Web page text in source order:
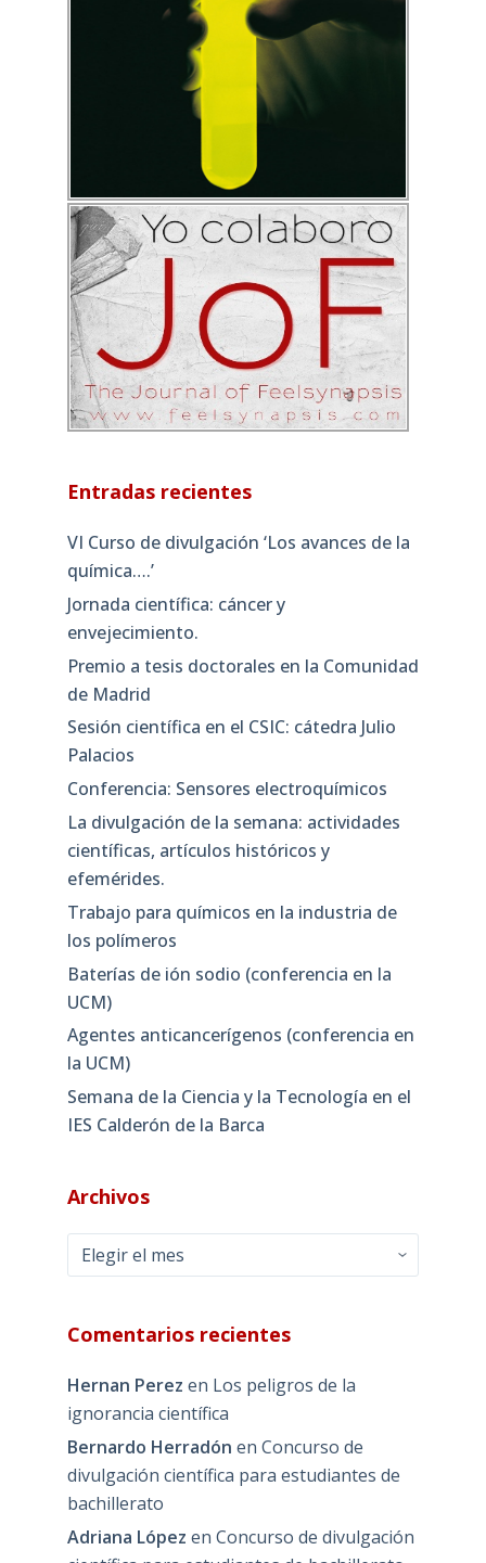
Entradas recientes
VI Curso de divulgación ‘Los avances de la
química….’
Jornada científica: cáncer y
envejecimiento.
Premio a tesis doctorales en la Comunidad
de Madrid
Sesión científica en el CSIC: cátedra Julio
Palacios
Conferencia: Sensores electroquímicos
La divulgación de la semana: actividades
científicas, artículos históricos y
efemérides.
Trabajo para químicos en la industria de
los polímeros
Baterías de ión sodio (conferencia en la
UCM)
Agentes anticancerígenos (conferencia en
la UCM)
Semana de la Ciencia y la Tecnología en el
IES Calderón de la Barca
Archivos
Archivos
Comentarios recientes
Hernan Perez en Los peligros de la
ignorancia científica
Bernardo Herradón en Concurso de
divulgación científica para estudiantes de
bachillerato
Adriana López en Concurso de divulgación